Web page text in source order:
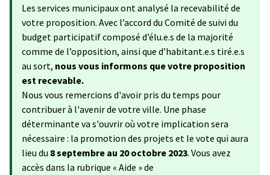
Les services municipaux ont analysé la recevabilité de
votre proposition. Avec l’accord du Comité de suivi du
budget participatif composé d’élu.e.s de la majorité
comme de l’opposition, ainsi que d’habitant.e.s tiré.e.s
au sort, nous vous informons que votre proposition
est recevable.
Nous vous remercions d'avoir pris du temps pour
contribuer à l'avenir de votre ville. Une phase
déterminante va s'ouvrir où votre implication sera
nécessaire : la promotion des projets et le vote qui aura
lieu du 8 septembre au 20 octobre 2023. Vous avez
accès dans la rubrique « Aide » de